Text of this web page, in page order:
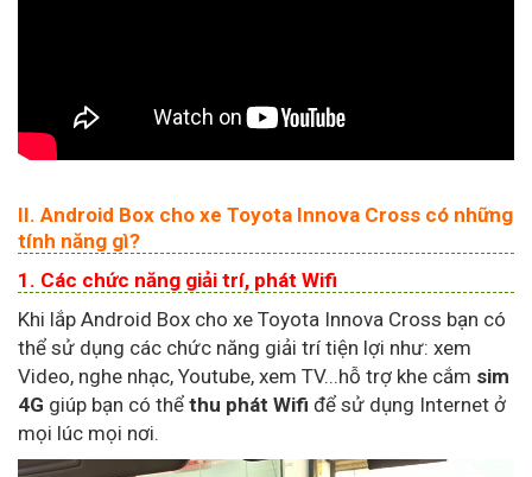
II. Android Box cho xe Toyota Innova Cross có những
tính năng gì?
1. Các chức năng giải trí, phát Wifi
Khi lắp Android Box cho xe Toyota Innova Cross bạn có
thể sử dụng các chức năng giải trí tiện lợi như: xem
Video, nghe nhạc, Youtube, xem TV...hỗ trợ khe cắm sim
4G giúp bạn có thể thu phát Wifi để sử dụng Internet ở
mọi lúc mọi nơi.